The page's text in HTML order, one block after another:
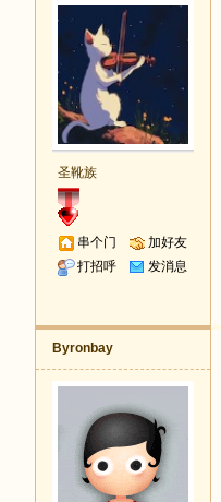
圣靴族
串个门
加好友
打招呼
发消息
Byronbay